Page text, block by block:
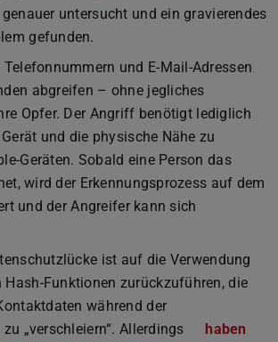
untersucht und ein gravierendes
gefunden.
und E-Mail-Adressen
abgreifen – ohne jegliches
Opfer. Der Angriff benötigt lediglich
und die physische Nähe zu
Geräten. Sobald eine Person das
wird der Erkennungsprozess auf dem
und der Angreifer kann sich
ist auf die Verwendung
Hash-Funktionen zurückzuführen, die
während der
„verschleiern“. Allerdings
haben